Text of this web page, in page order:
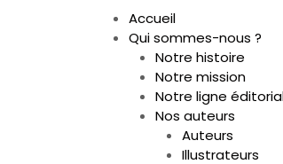
Accueil
Qui sommes-nous ?
Notre histoire
Notre mission
Notre ligne
Nos auteurs
Auteurs
Illustrateurs